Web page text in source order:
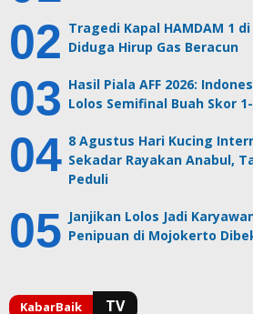
Tragedi Kapal HAMDAM 1
Diduga Hirup Gas Beracun
Hasil Piala AFF 2026:
Lolos Semifinal Buah Skor
8 Agustus Hari Kucing
Sekadar Rayakan Anabul,
Peduli
Janjikan Lolos Jadi
Penipuan di Mojokerto